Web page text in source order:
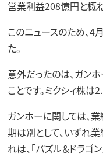
営業利益208億円と概
このニュースのため、
た。
意外だったのは、ガン
ことです。ミクシィ株は
ガンホーに関しては、
期は別として、いずれ
れは、「パズル＆ドラ